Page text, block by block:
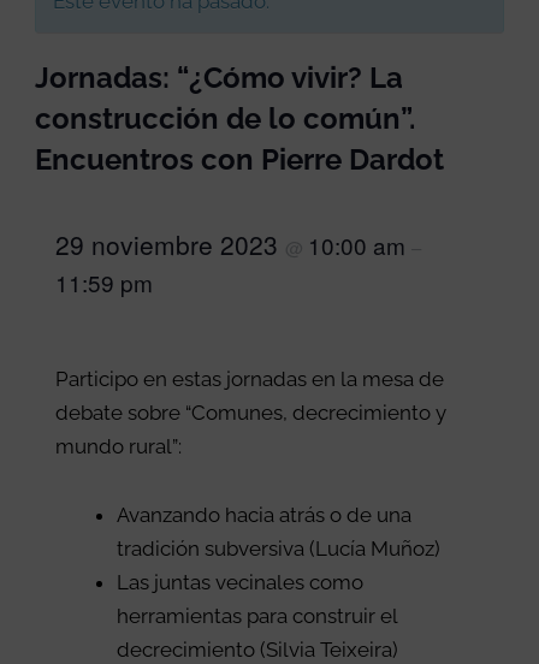
Jornadas: “¿Cómo vivir? La
construcción de lo común”.
Encuentros con Pierre Dardot
29 noviembre 2023 10:00 am
11:59 pm
Participo en estas jornadas en la mesa de
debate sobre “Comunes, decrecimiento y
mundo rural”:
Avanzando hacia atrás o de una
tradición subversiva (Lucía Muñoz)
Las juntas vecinales como
herramientas para construir el
decrecimiento (Silvia Teixeira)